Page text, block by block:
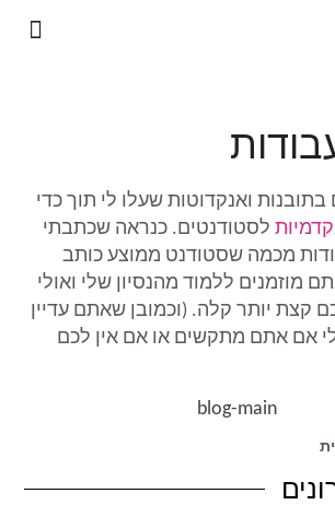
ואנקדוטות שעלו לי תוך כדי
לסטודנטים. כנראה שכתבתי
מפי 100 עבודות מכמה שסטודנט ממוצע כותב
מוזמנים ללמוד מהנסיון שלי ואולי
קצת יותר קלה. (וכמובן שאתם עדיין
אם אתם מתקשים או אם אין לכם